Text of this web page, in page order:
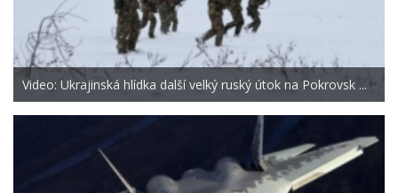
Video: Ukrajinská hlídka další velký ruský útok na Pokrovsk ...